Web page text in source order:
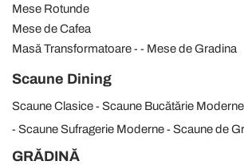
Mese Rotunde
Mese de Cafea
Masă Transformatoare
Mese de Gradina
Scaune Dining
Scaune Clasice
Scaune Bucătărie Moderne
Scaune Sufragerie Moderne
Scaune de
GRĂDINĂ